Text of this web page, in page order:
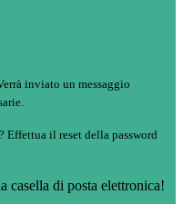
inviato un messaggio
Effettua il reset della password
casella di posta elettronica!